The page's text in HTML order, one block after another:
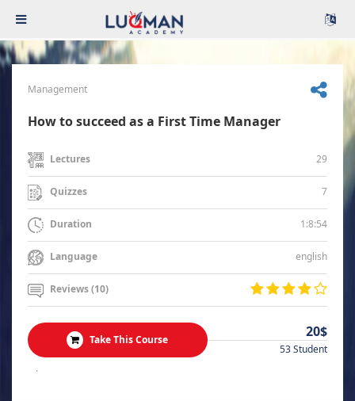
Management
How to succeed as a First Time Manager
Lectures 29
Quizzes 7
Duration 1:8:54
Language english
Reviews (10)
Take This Course 20$
53 Student
.